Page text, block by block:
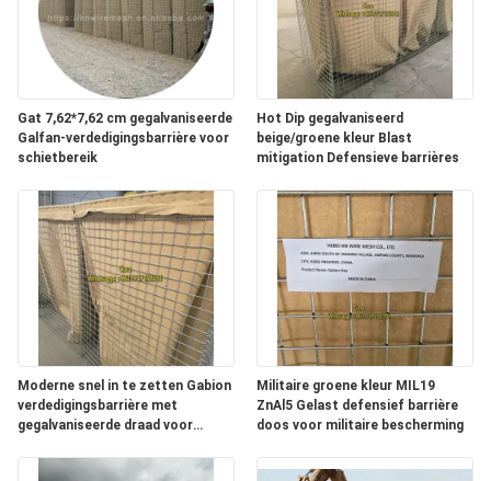
SITEMAP
PRIVACYBELEID
Gat 7,62*7,62 cm gegalvaniseerde
Galfan-verdedigingsbarrière voor
schietbereik
Hot Dip gegalvaniseerd
beige/groene kleur Blast
mitigation Defensieve barrières
Moderne snel in te zetten Gabion
verdedigingsbarrière met
gegalvaniseerde draad voor
vestingwerken
Militaire groene kleur MIL19
ZnAl5 Gelast defensief barrière
doos voor militaire bescherming